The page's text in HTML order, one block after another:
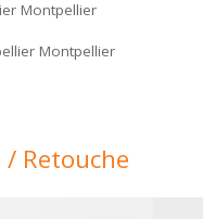
Montpellier
Montpellier
Retouche